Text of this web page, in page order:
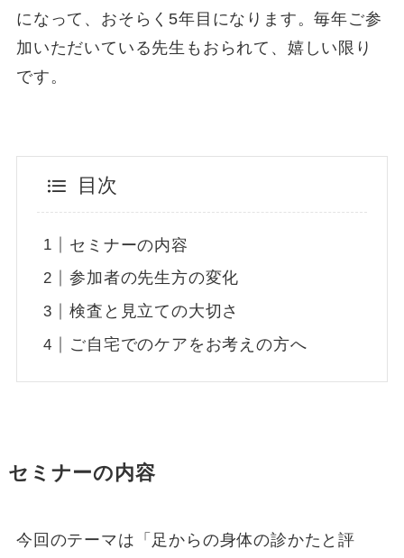
になって、おそらく5年目になります。毎年ご参
加いただいている先生もおられて、嬉しい限り
です。
目次
セミナーの内容
参加者の先生方の変化
検査と見立ての大切さ
ご自宅でのケアをお考えの方へ
セミナーの内容
今回のテーマは「足からの身体の診かたと評